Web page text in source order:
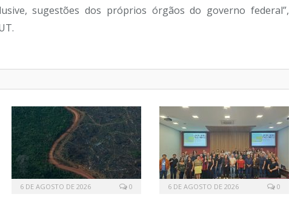
sugestões dos próprios órgãos do governo federal”,
6 DE AGOSTO DE 2026 0 6 DE AGOSTO DE 2026 0